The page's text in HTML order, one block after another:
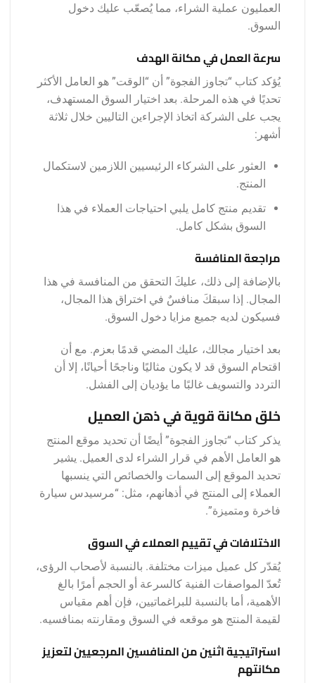
العمليون عملية الشراء، مما يُصعّب عليك دخول
السوق.
سرعة العمل في مكانة الهدف
يُؤكد كتاب “تجاوز الفجوة” أن “الوقت” هو العامل الأكثر
تحديًا في هذه المرحلة. بعد اختيار السوق المستهدف،
يجب على الشركة اتخاذ الإجراءين التاليين خلال ثلاثة
أشهر:
العثور على الشركاء الرئيسيين اللازمين لاستكمال
المنتج.
تقديم منتج كامل يلبي احتياجات العملاء في هذا
السوق بشكل كامل.
مراجعة المنافسة
بالإضافة إلى ذلك، عليكَ التحقق من المنافسة في هذا
المجال. إذا سبقكَ منافسٌ في اختراق هذا المجال،
فسيكون لديه جميع مزايا دخول السوق.
بعد اختيار مجالك، عليك المضي قدمًا بعزم. مع أن
اقتحام السوق قد لا يكون مثاليًا وناجحًا أحيانًا، إلا أن
التردد والتسويف غالبًا ما يؤديان إلى الفشل.
خلق مكانة قوية في ذهن العميل
يذكر كتاب “تجاوز الفجوة” أيضًا أن تحديد موقع المنتج
هو العامل الأهم في قرار الشراء لدى العميل. يشير
تحديد الموقع إلى السمات والخصائص التي ينسبها
العملاء إلى المنتج في أذهانهم، مثل: “مرسيدس سيارة
فاخرة ومتميزة”.
الاختلافات في تقييم العملاء في السوق
يُقدّر كل عميل ميزات مختلفة. بالنسبة لأصحاب الرؤى،
تُعدّ المواصفات الفنية كالسرعة أو الحجم أمرًا بالغ
الأهمية، أما بالنسبة للبراغماتيين، فإن أهم مقياس
لقيمة المنتج هو موقعه في السوق ومقارنته بمنافسيه.
استراتيجية اثنين من المنافسين المرجعيين لتعزيز
مكانتهم